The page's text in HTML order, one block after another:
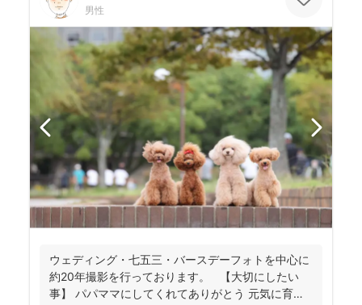
男性
ウェディング・七五三・バースデーフォトを中心に
約20年撮影を行っております。 【大切にしたい
事】 パパママにしてくれてありがとう 元気に育